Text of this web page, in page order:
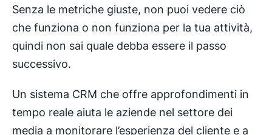
Senza le metriche giuste, non puoi vedere ciò
che funziona o non funziona per la tua attività,
quindi non sai quale debba essere il passo
successivo.
Un sistema CRM che offre approfondimenti in
tempo reale aiuta le aziende nel settore dei
media a monitorare l’esperienza del cliente e a